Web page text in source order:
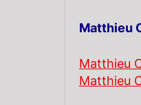
Matthieu
Matthieu
Matthieu